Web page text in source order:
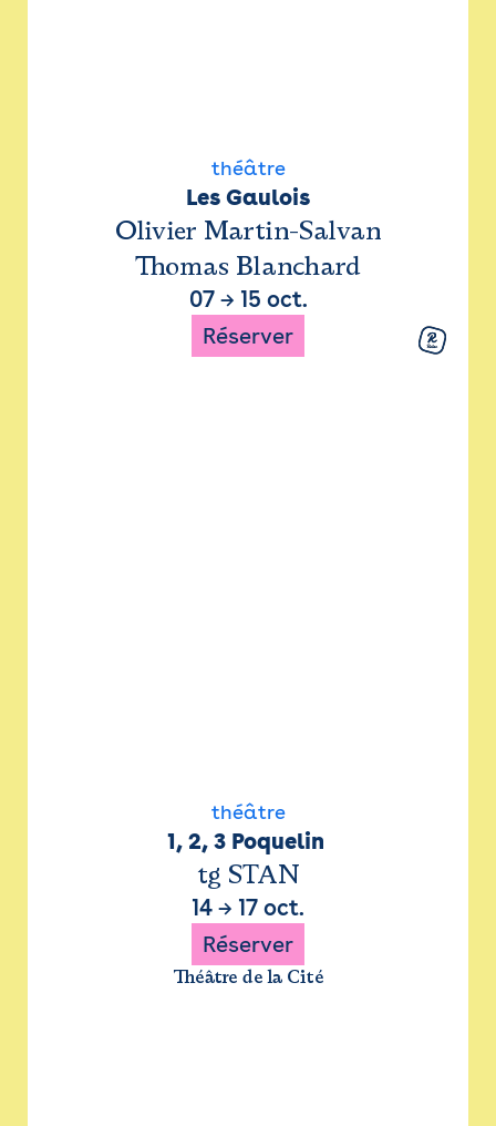
théâtre
Les Gaulois
Olivier Martin-Salvan
Thomas Blanchard
07→ 15 oct.
Réserver
théâtre
1, 2, 3 Poquelin
tg STAN
14 → 17 oct.
Réserver
Théâtre de la Cité